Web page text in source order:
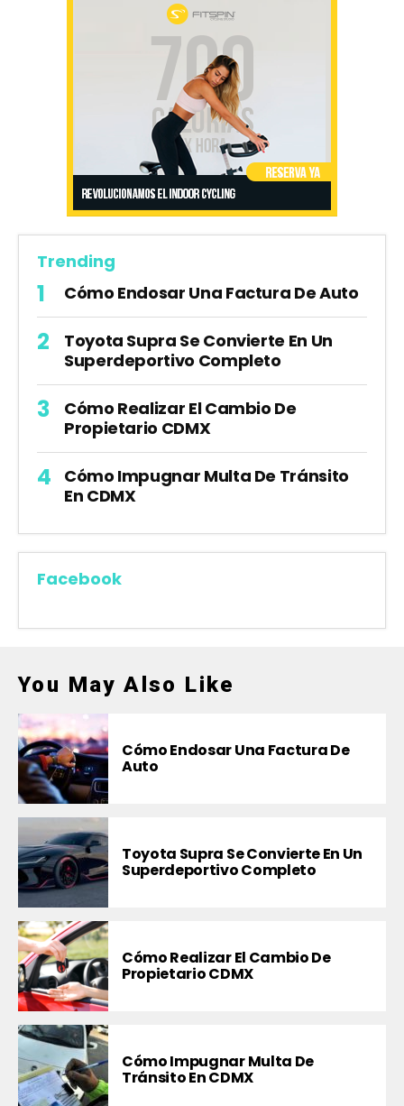
Trending
Cómo Endosar Una Factura De Auto
Toyota Supra Se Convierte En Un
Superdeportivo Completo
Cómo Realizar El Cambio De
Propietario CDMX
Cómo Impugnar Multa De Tránsito
En CDMX
Facebook
You May Also Like
Cómo Endosar Una Factura De
Auto
Toyota Supra Se Convierte En Un
Superdeportivo Completo
Cómo Realizar El Cambio De
Propietario CDMX
Cómo Impugnar Multa De
Tránsito En CDMX